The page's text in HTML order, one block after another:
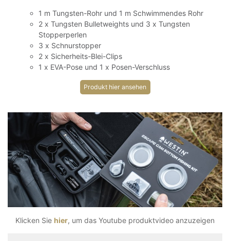
1 m Tungsten-Rohr und 1 m Schwimmendes Rohr
2 x Tungsten Bulletweights und 3 x Tungsten
Stopperperlen
3 x Schnurstopper
2 x Sicherheits-Blei-Clips
1 x EVA-Pose und 1 x Posen-Verschluss
Produkt hier ansehen
Klicken Sie hier, um das Youtube produktvideo anzuzeigen